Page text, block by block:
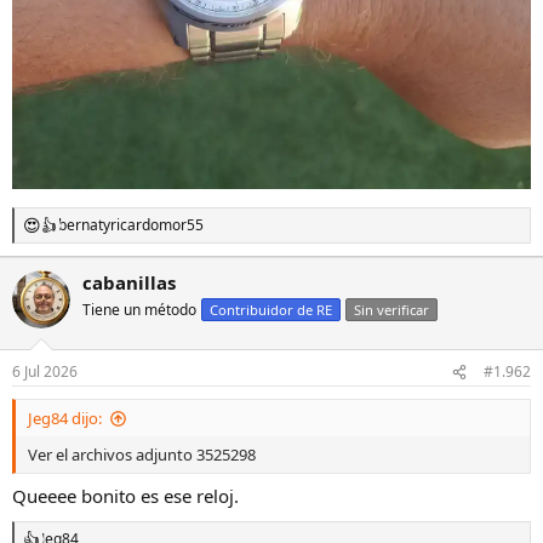
R
e
a
c
c
i
o
n
e
bernatyricardomor55
cabanillas
Tiene un método Contribuidor de RE Sin verificar
6 Jul 2026 #1.962
Jeg84 dijo:
Ver el archivos adjunto 3525298
Queeee bonito es ese reloj.
Jeg84